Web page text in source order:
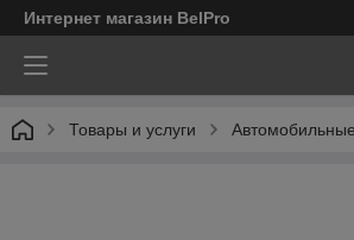
Интернет магазин BelPro
Товары и услуги